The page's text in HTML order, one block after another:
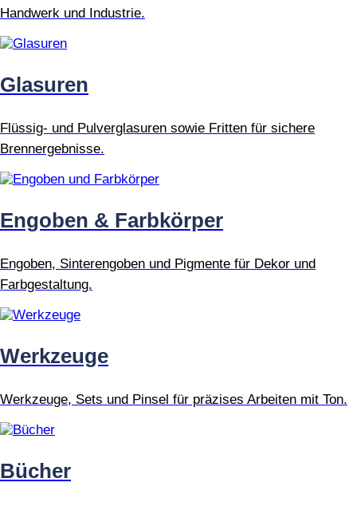
Handwerk und Industrie.
Glasuren
Flüssig- und Pulverglasuren sowie Fritten für sichere
Brennergebnisse.
Engoben & Farbkörper
Engoben, Sinterengoben und Pigmente für Dekor und
Farbgestaltung.
Werkzeuge
Werkzeuge, Sets und Pinsel für präzises Arbeiten mit Ton.
Bücher